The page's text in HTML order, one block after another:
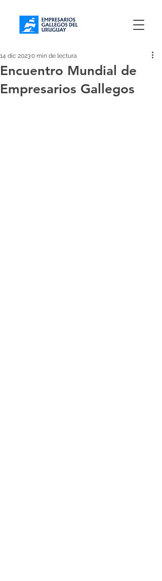
Encuentro Mundial de
Empresarios Gallegos
14 dic 20230 min de lectura